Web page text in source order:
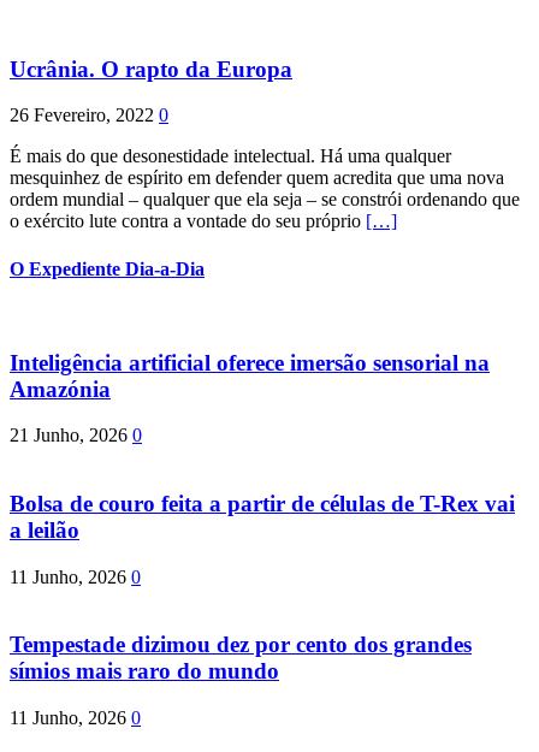
Ucrânia. O rapto da Europa
26 Fevereiro, 2022 0
É mais do que desonestidade intelectual. Há uma qualquer
mesquinhez de espírito em defender quem acredita que uma nova
ordem mundial – qualquer que ela seja – se constrói ordenando que
o exército lute contra a vontade do seu próprio […]
O Expediente Dia-a-Dia
Inteligência artificial oferece imersão sensorial na
Amazónia
21 Junho, 2026 0
Bolsa de couro feita a partir de células de T-Rex vai
a leilão
11 Junho, 2026 0
Tempestade dizimou dez por cento dos grandes
símios mais raro do mundo
11 Junho, 2026 0